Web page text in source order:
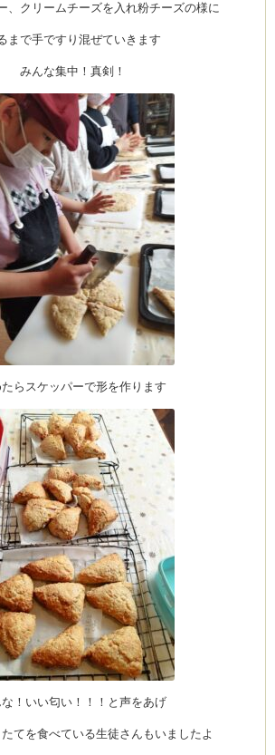
by CEDO)
、クリームチーズを入れ粉チーズの様に
まで手ですり混ぜていきます
みんな集中！真剣！
たらスケッパーで形を作ります
！いい匂い！！！と声をあげ
てを食べている生徒さんもいましたよ